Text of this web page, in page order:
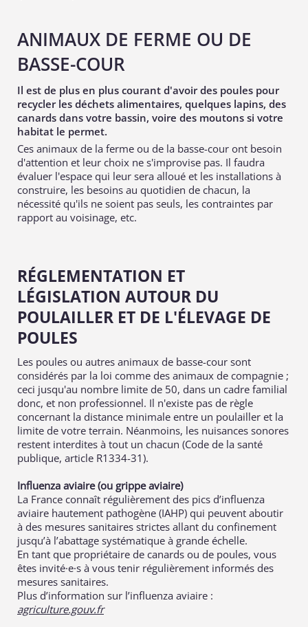
ANIMAUX DE FERME OU DE
BASSE-COUR
Il est de plus en plus courant d'avoir des poules pour
recycler les déchets alimentaires, quelques lapins, des
canards dans votre bassin, voire des moutons si votre
habitat le permet.
Ces animaux de la ferme ou de la basse-cour ont besoin
d'attention et leur choix ne s'improvise pas. Il faudra
évaluer l'espace qui leur sera alloué et les installations à
construire, les besoins au quotidien de chacun, la
nécessité qu'ils ne soient pas seuls, les contraintes par
rapport au voisinage, etc.
RÉGLEMENTATION ET
LÉGISLATION AUTOUR DU
POULAILLER ET DE L'ÉLEVAGE DE
POULES
Les poules ou autres animaux de basse-cour sont
considérés par la loi comme des animaux de compagnie ;
ceci jusqu'au nombre limite de 50, dans un cadre familial
donc, et non professionnel. Il n'existe pas de règle
concernant la distance minimale entre un poulailler et la
limite de votre terrain. Néanmoins, les nuisances sonores
restent interdites à tout un chacun (Code de la santé
publique, article R1334-31).
Influenza aviaire (ou grippe aviaire)
La France connaît régulièrement des pics d’influenza
aviaire hautement pathogène (IAHP) qui peuvent aboutir
à des mesures sanitaires strictes allant du confinement
jusqu’à l’abattage systématique à grande échelle.
En tant que propriétaire de canards ou de poules, vous
êtes invité·e·s à vous tenir régulièrement informés des
mesures sanitaires.
Plus d’information sur l’influenza aviaire :
agriculture.gouv.fr